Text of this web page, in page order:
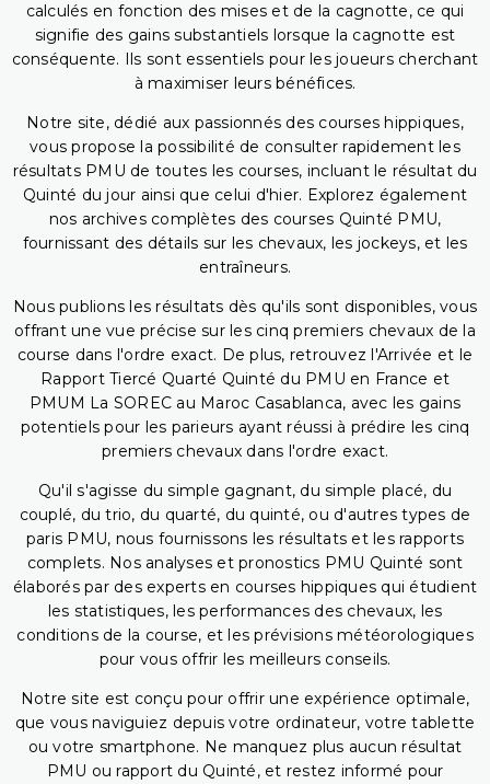
calculés en fonction des mises et de la cagnotte, ce qui
signifie des gains substantiels lorsque la cagnotte est
conséquente. Ils sont essentiels pour les joueurs cherchant
à maximiser leurs bénéfices.
Notre site, dédié aux passionnés des courses hippiques,
vous propose la possibilité de consulter rapidement les
résultats PMU de toutes les courses, incluant le résultat du
Quinté du jour ainsi que celui d'hier. Explorez également
nos archives complètes des courses Quinté PMU,
fournissant des détails sur les chevaux, les jockeys, et les
entraîneurs.
Nous publions les résultats dès qu'ils sont disponibles, vous
offrant une vue précise sur les cinq premiers chevaux de la
course dans l'ordre exact. De plus, retrouvez l'Arrivée et le
Rapport Tiercé Quarté Quinté du PMU en France et
PMUM La SOREC au Maroc Casablanca, avec les gains
potentiels pour les parieurs ayant réussi à prédire les cinq
premiers chevaux dans l'ordre exact.
Qu'il s'agisse du simple gagnant, du simple placé, du
couplé, du trio, du quarté, du quinté, ou d'autres types de
paris PMU, nous fournissons les résultats et les rapports
complets. Nos analyses et pronostics PMU Quinté sont
élaborés par des experts en courses hippiques qui étudient
les statistiques, les performances des chevaux, les
conditions de la course, et les prévisions météorologiques
pour vous offrir les meilleurs conseils.
Notre site est conçu pour offrir une expérience optimale,
que vous naviguiez depuis votre ordinateur, votre tablette
ou votre smartphone. Ne manquez plus aucun résultat
PMU ou rapport du Quinté, et restez informé pour